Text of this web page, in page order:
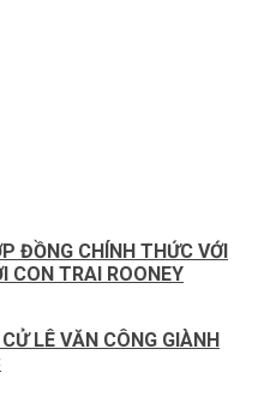
ĐỒNG CHÍNH THỨC VỚI
CON TRAI ROONEY
LÊ VĂN CÔNG GIÀNH